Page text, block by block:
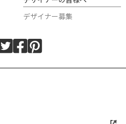
デザイナー募集